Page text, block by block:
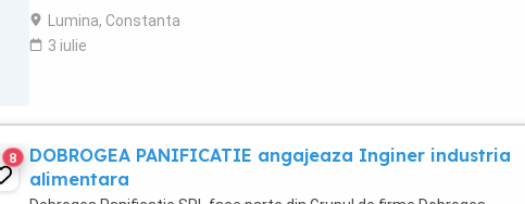
procesului tehnologic ...
Lumina, Constanta
3 iulie
8
DOBROGEA PANIFICATIE angajeaza Inginer industria
alimentara